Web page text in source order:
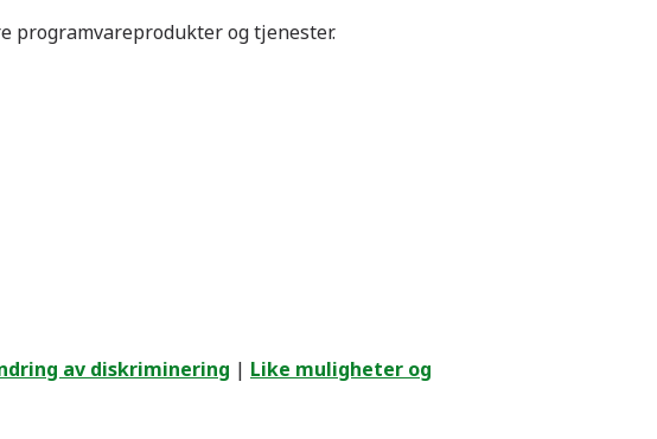
programvareprodukter og tjenester.
av diskriminering | Like muligheter og